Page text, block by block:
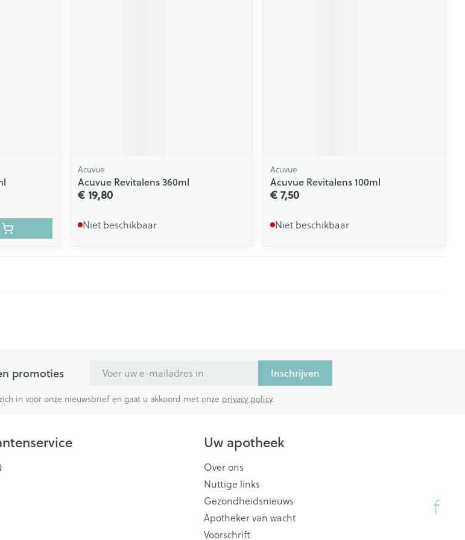
Acuvue
Acuvue Revitalens 360ml
€ 19,80
Niet beschikbaar
Acuvue
Acuvue Revitalens 100ml
€ 7,50
Niet beschikbaar
promoties Inschrijven
in voor onze nieuwsbrief en gaat u akkoord met onze privacy policy.
Uw apotheek
Over ons
Nuttige links
Gezondheidsnieuws
Apotheker van wacht
Voorschrift